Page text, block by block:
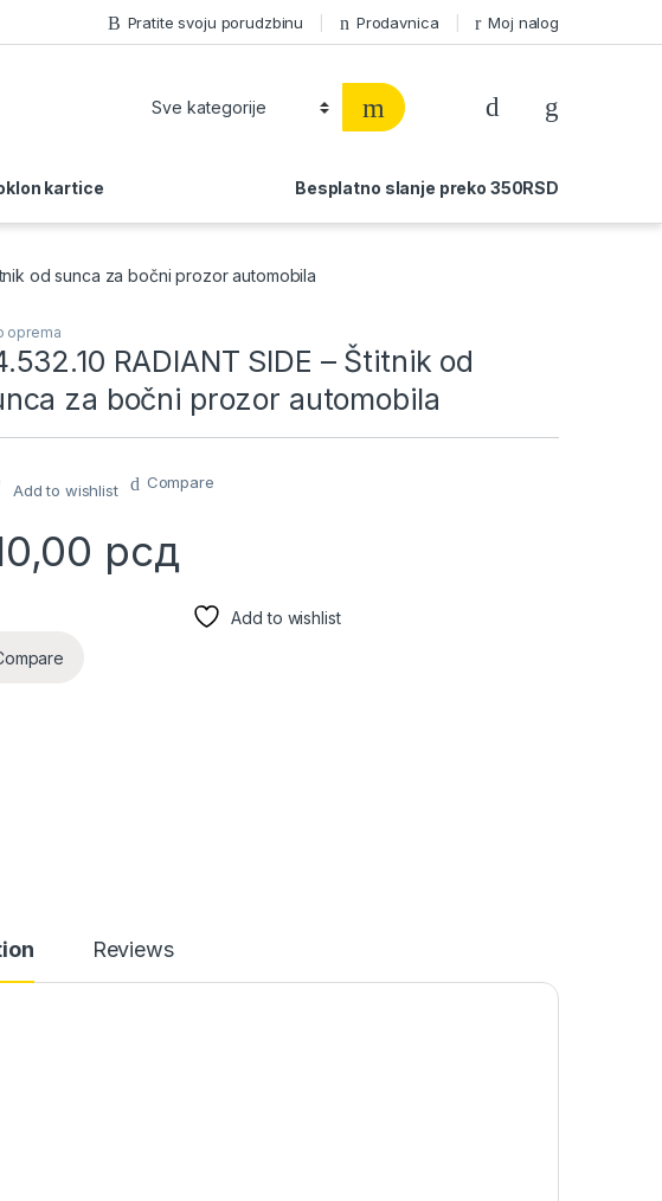
Pratite svoju porudzbinu Prodavnica Moj nalog
kartice Besplatno slanje preko 350RSD
od sunca za bočni prozor automobila
oprema
RADIANT SIDE – Štitnik od
za bočni prozor automobila
Add to wishlist Compare
рсд
Add to wishlist
Reviews